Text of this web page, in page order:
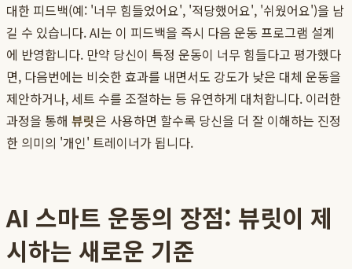
대한 피드백(예: '너무 힘들었어요', '적당했어요', '쉬웠어요')을 남
길 수 있습니다. AI는 이 피드백을 즉시 다음 운동 프로그램 설계
에 반영합니다. 만약 당신이 특정 운동이 너무 힘들다고 평가했다
면, 다음번에는 비슷한 효과를 내면서도 강도가 낮은 대체 운동을
제안하거나, 세트 수를 조절하는 등 유연하게 대처합니다. 이러한
과정을 통해 뷰릿은 사용하면 할수록 당신을 더 잘 이해하는 진정
한 의미의 '개인' 트레이너가 됩니다.
AI 스마트 운동의 장점: 뷰릿이 제
시하는 새로운 기준